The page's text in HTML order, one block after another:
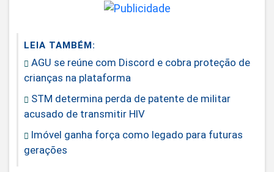
LEIA TAMBÉM:
AGU se reúne com Discord e cobra proteção de
crianças na plataforma
STM determina perda de patente de militar
acusado de transmitir HIV
Imóvel ganha força como legado para futuras
gerações